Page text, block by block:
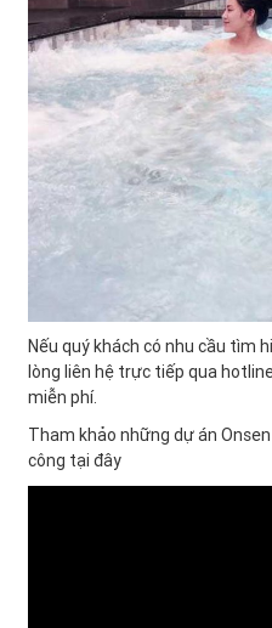
Nếu quý khách có nhu cầu tìm
lòng liên hệ trực tiếp qua
miễn phí.
Tham khảo những dự án
công tại đây